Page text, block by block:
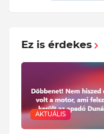
Ez is érdekes
AKTUÁLIS